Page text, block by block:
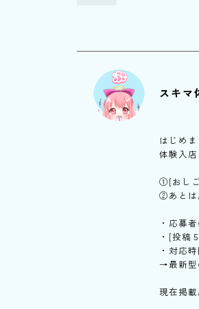
スキマ
はじめま
体験入
①[おし
②あとは
・応募
・[投稿
・対応
→最新型
現在掲